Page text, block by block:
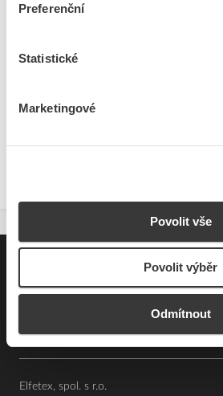
Preferenční
Statistické
Marketingové
Povolit vše
Povolit výběr
Odmítnout
Souhrn podmínek
O nás
Elfetex, spol. s r.o.